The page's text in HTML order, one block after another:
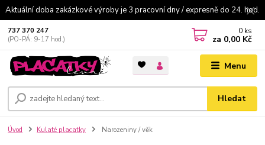
Aktuální doba zakázkové výroby je 3 pracovní dny / expresně do 24. hod.
Menu
Hledat
737 370 247
(PO-PÁ: 9-17 hod.)
0 ks
za 0,00 Kč
Úvod Kulaté placatky Narozeniny / věk